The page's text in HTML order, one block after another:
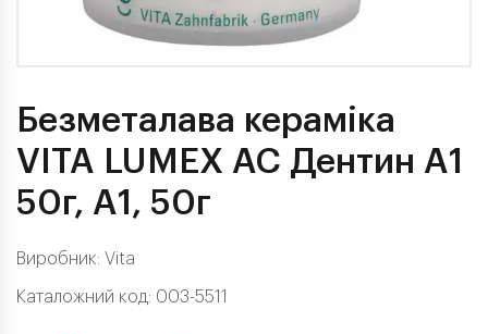
Безметалава кераміка
VITA LUMEX AC Дентин A1
50г, A1, 50г
Виробник: Vita
Каталожний код: 003-5511